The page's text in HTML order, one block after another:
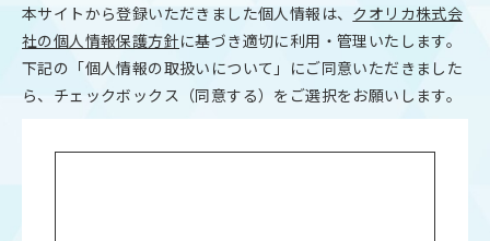
本サイトから登録いただきました個人情報は、 クオリカ株式会
社の個人情報保護方針に基づき適切に利用・管理いたします。
下記の「個人情報の取扱いについて」にご同意いただきました
ら、チェックボックス（同意する）をご選択をお願いします。